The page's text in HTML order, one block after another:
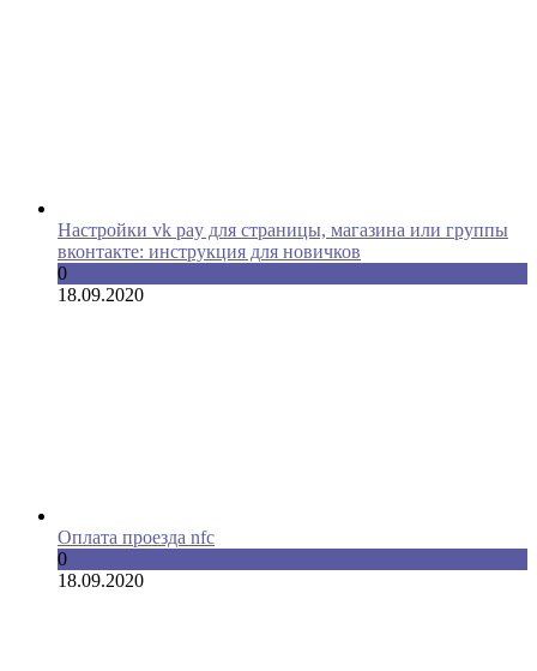
Настройки vk pay для страницы, магазина или группы
вконтакте: инструкция для новичков
0
18.09.2020
Оплата проезда nfc
0
18.09.2020